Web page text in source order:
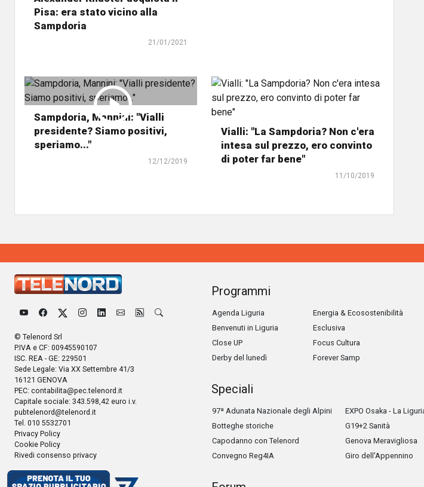
Pisa: era stato vicino alla
Sampdoria
21/01/2021
Sampdoria, Mannini: "Vialli
presidente? Siamo positivi,
speriamo..."
12/12/2019
Vialli: "La Sampdoria? Non c'era
intesa sul prezzo, ero convinto
di poter far bene"
11/10/2019
© Telenord Srl
P.IVA e CF: 00945590107
ISC. REA - GE: 229501
Sede Legale: Via XX Settembre 41/3
16121 GENOVA
PEC: contabilita@pec.telenord.it
Capitale sociale: 343.598,42 euro i.v.
pubtelenord@telenord.it
Tel. 010 5532701
Privacy Policy
Cookie Policy
Rivedi consenso privacy
Programmi
Agenda Liguria
Benvenuti in Liguria
Close UP
Derby del lunedì
Energia & Ecosostenibilità
Esclusiva
Focus Cultura
Forever Samp
Speciali
97ª Adunata Nazionale degli Alpini
Botteghe storiche
Capodanno con Telenord
Convegno Reg4IA
EXPO Osaka - La
G19+2 Sanità
Genova Meravigliosa
Giro dell'Appennino